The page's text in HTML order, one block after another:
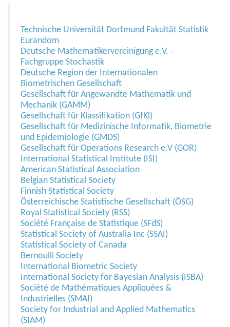
Technische Universität Dortmund Fakultät Statistik
Eurandom
Deutsche Mathematikervereinigung e.V. -
Fachgruppe Stochastik
Deutsche Region der Internationalen
Biometrischen Gesellschaft
Gesellschaft für Angewandte Mathematik und
Mechanik (GAMM)
Gesellschaft für Klassifikation (GfKl)
Gesellschaft für Medizinische Informatik, Biometrie
und Epidemiologie (GMDS)
Gesellschaft für Operations Research e.V (GOR)
International Statistical Institute (ISI)
American Statistical Association
Belgian Statistical Society
Finnish Statistical Society
Österreichische Statistische Gesellschaft (ÖSG)
Royal Statistical Society (RSS)
Société Française de Statistique (SFdS)
Statistical Society of Australia Inc (SSAI)
Statistical Society of Canada
Bernoulli Society
International Biometric Society
International Society for Bayesian Analysis (ISBA)
Société de Mathématiques Appliquées &
Industrielles (SMAI)
Society for Industrial and Applied Mathematics
(SIAM)